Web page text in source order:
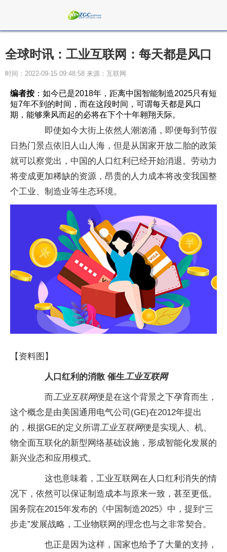
全球时讯：工业互联网：每天都是风口
时间：2022-09-15 09:48:58 来源：互联网
编者按 ：如今已是2018年，距离中国智能制造2025只有短
短7年不到的时间，而在这段时间，可谓每天都是风口
期，能够乘风而起的必将在下个十年翱翔天际。
即使如今大街上依然人潮汹涌，即便每到节假
日热门景点依旧人山人海，但是从国家开放二胎的政策
就可以察觉出，中国的人口红利已经开始消退。劳动力
将变成更加稀缺的资源，昂贵的人力成本将改变我国整
个工业、制造业等生态环境。
【资料图】
人口红利的消散 催生工业互联网
而工业互联网便是在这个背景之下孕育而生，
这个概念是由美国通用电气公司(GE)在2012年提出
的，根据GE的定义所谓工业互联网便是实现人、机、
物全面互联化的新型网络基础设施，形成智能化发展的
新兴业态和应用模式。
这也意味着，工业互联网在人口红利消失的情
况下，依然可以保证制造成本与原来一致，甚至更低。
国务院在2015年发布的《中国制造2025》中，提到“三
步走”发展战略，工业物联网的理念也与之非常契合。
也正是因为这样，国家也给予了大量的支持，